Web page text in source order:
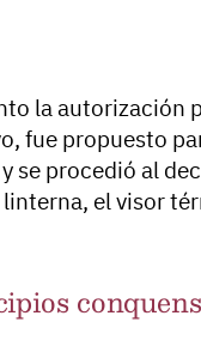
la autorización
fue propuesto
y se procedió al
el visor